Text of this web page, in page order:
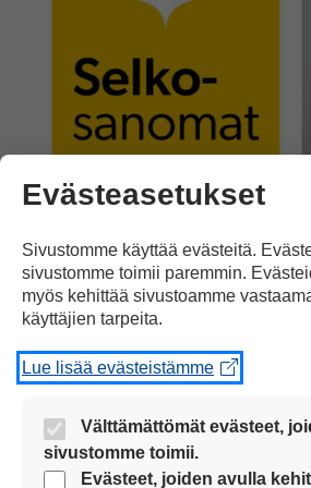
Pääkirjoitus: Lepo
asia
Pääkirjoitus 15.08.2019
ohi. Myös monet
opiskelijat ovat jo
Evästeasetukset
Sivustomme käyttää evästeitä.
sivustomme toimii paremmin.
myös kehittää sivustoamme
käyttäjien tarpeita.
Lue lisää evästeistämme
Välttämättömät evästeet,
sivustomme toimii.
Nämä evästeet ovat aina
Evästeet, joiden avulla